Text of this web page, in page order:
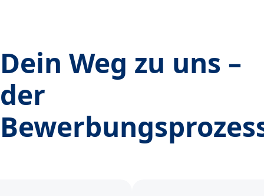
Dein Weg zu uns –
der